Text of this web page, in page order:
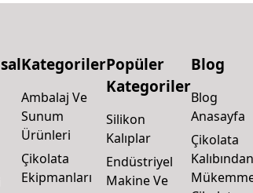
Kategoriler
Ambalaj Ve
Sunum
Ürünleri
Çikolata
Ekipmanları
Popüler
Kategoriler
Silikon
Kalıplar
Endüstriyel
Makine Ve
Blog
Blog
Anasayfa
Çikolata
Kalıbından